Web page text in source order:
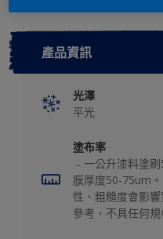
產品資訊
光澤
平光
塗布率
﹣一公升漆料塗
膜厚度50-75um
性、粗糙度會影
參考，不具任何規